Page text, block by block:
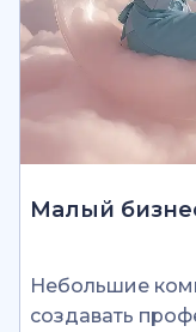
Малый
Небольшие
создавать